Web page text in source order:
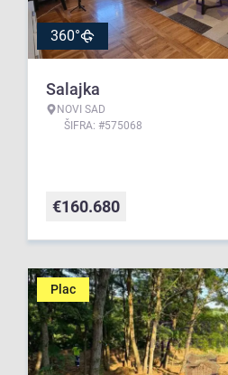
360°
Salajka
NOVI SAD
ŠIFRA: #575068
€160.680
Plac